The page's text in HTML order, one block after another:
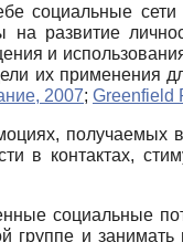
социальные
на развитие
и
их применения
2007; Greenfield
в контактах,
социальные
группе и